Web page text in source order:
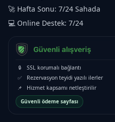
🚀 Hafta Sonu: 7/24 Sahada
💻 Online Destek: 7/24
🔒
SSL korumalı bağlantı
✅
Rezervasyon teyidi yazılı ilerler
📌
Hizmet kapsamı netleştirilir
Güvenli ödeme sayfası